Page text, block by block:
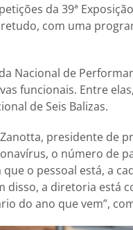
da 39ª
com uma
Nacional de
funcionais. Entre
de Seis Balizas.
presidente de
o número de
o pessoal está, a
disso, a diretoria está
do ano que vem”,